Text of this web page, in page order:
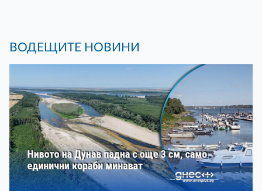
ВОДЕЩИТЕ НОВИНИ